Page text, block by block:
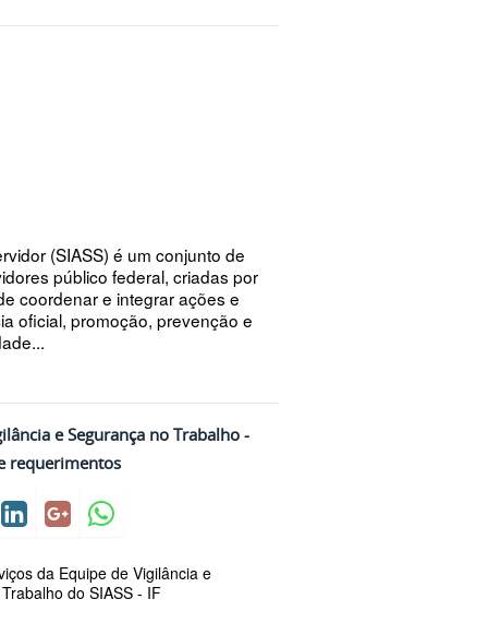
(SIASS) é um conjunto de
público federal, criadas por
coordenar e integrar ações e
oficial, promoção, prevenção e
e Segurança no Trabalho -
requerimentos
da Equipe de Vigilância e
do SIASS - IF